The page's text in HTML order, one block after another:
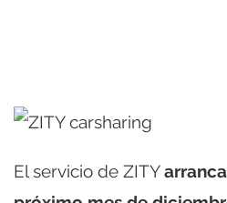
El servicio de ZITY